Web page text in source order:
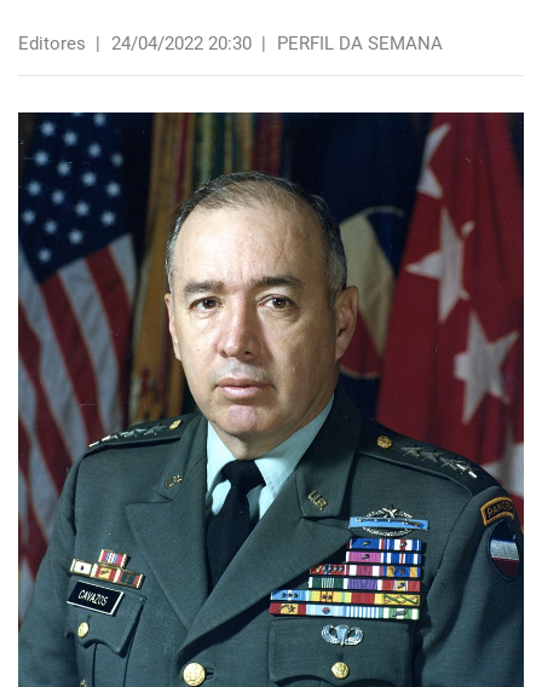
Editores | 24/04/2022 20:30 | PERFIL DA SEMANA